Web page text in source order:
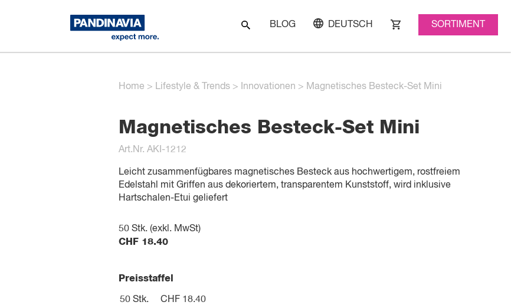
BLOG DEUTSCH SORTIMENT
Home > Lifestyle & Trends > Innovationen > Magnetisches Besteck-Set Mini
Magnetisches Besteck-Set Mini
Art.Nr. AKI-1212
Leicht zusammenfügbares magnetisches Besteck aus hochwertigem, rostfreiem
Edelstahl mit Griffen aus dekoriertem, transparentem Kunststoff, wird inklusive
Hartschalen-Etui geliefert
50 Stk. (exkl. MwSt)
CHF 18.40
Preisstaffel
50 Stk.
CHF 18.40